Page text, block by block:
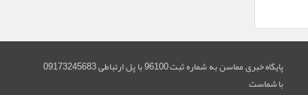
پایگاه خبری مماسن به شماره ثبت 96100 با پل ارتباطی 09173245683
با شماست